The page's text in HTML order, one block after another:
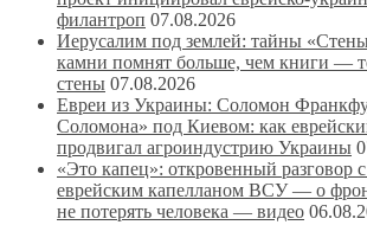
филантроп 07.08.2026
Иерусалим под землей: тайны
камни помнят больше, чем книги —
стены 07.08.2026
Евреи из Украины: Соломон
Соломона» под Киевом: как
продвигал агроиндустрию Украины
«Это капец»: откровенный разговор
еврейским капелланом ВСУ — о
не потерять человека — видео